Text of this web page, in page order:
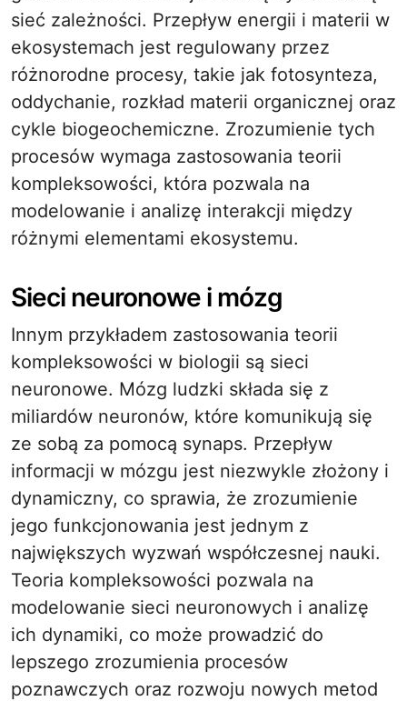
sieć zależności. Przepływ energii i materii w
ekosystemach jest regulowany przez
różnorodne procesy, takie jak fotosynteza,
oddychanie, rozkład materii organicznej oraz
cykle biogeochemiczne. Zrozumienie tych
procesów wymaga zastosowania teorii
kompleksowości, która pozwala na
modelowanie i analizę interakcji między
różnymi elementami ekosystemu.
Sieci neuronowe i mózg
Innym przykładem zastosowania teorii
kompleksowości w biologii są sieci
neuronowe. Mózg ludzki składa się z
miliardów neuronów, które komunikują się
ze sobą za pomocą synaps. Przepływ
informacji w mózgu jest niezwykle złożony i
dynamiczny, co sprawia, że zrozumienie
jego funkcjonowania jest jednym z
największych wyzwań współczesnej nauki.
Teoria kompleksowości pozwala na
modelowanie sieci neuronowych i analizę
ich dynamiki, co może prowadzić do
lepszego zrozumienia procesów
poznawczych oraz rozwoju nowych metod